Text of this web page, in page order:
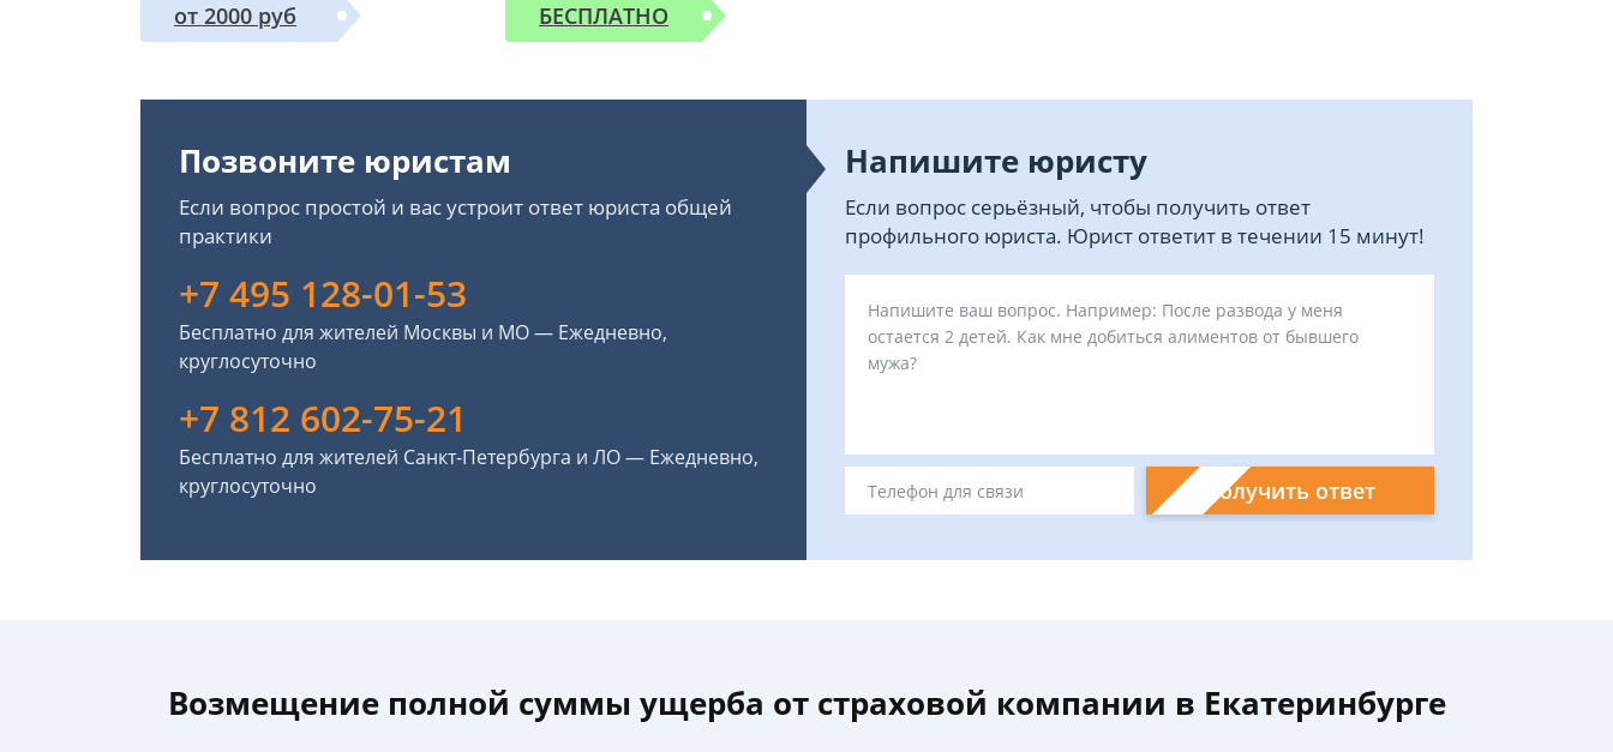
от 2000 руб
БЕСПЛАТНО
Позвоните юристам
Если вопрос простой и вас устроит ответ юриста общей
практики
+7 495 128-01-53
Бесплатно для жителей Москвы и МО — Ежедневно,
круглосуточно
+7 812 602-75-21
Бесплатно для жителей Санкт-Петербурга и ЛО — Ежедневно,
круглосуточно
Напишите юристу
Если вопрос серьёзный, чтобы получить ответ
профильного юриста. Юрист ответит в течении 15 минут!
Получить ответ
Возмещение полной суммы ущерба от страховой компании в Екатеринбурге